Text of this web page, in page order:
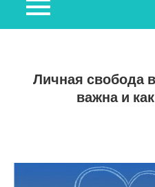
Личная свобода
важна и